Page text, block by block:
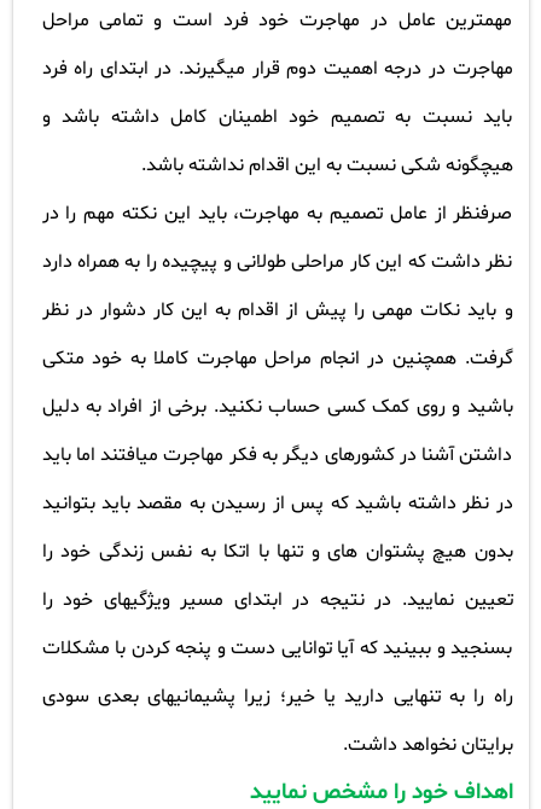
مهمترین عامل در مهاجرت خود فرد است و تمامی مراحل
مهاجرت در درجه اهمیت دوم قرار میگیرند. در ابتدای راه فرد
باید نسبت به تصمیم خود اطمینان کامل داشته باشد و
هیچگونه شکی نسبت به این اقدام نداشته باشد.
صرفنظر از عامل تصمیم به مهاجرت، باید این نکته مهم را در
نظر داشت که این کار مراحلی طولانی و پیچیده را به همراه دارد
و باید نکات مهمی را پیش از اقدام به این کار دشوار در نظر
گرفت. همچنین در انجام مراحل مهاجرت کاملا به خود متکی
باشید و روی کمک کسی حساب نکنید. برخی از افراد به دلیل
داشتن آشنا در کشورهای دیگر به فکر مهاجرت میافتند اما باید
در نظر داشته باشید که پس از رسیدن به مقصد باید بتوانید
بدون هیچ پشتوان های و تنها با اتکا به نفس زندگی خود را
تعیین نمایید. در نتیجه در ابتدای مسیر ویژگیهای خود را
بسنجید و ببینید که آیا توانایی دست و پنجه کردن با مشکلات
راه را به تنهایی دارید یا خیر؛ زیرا پشیمانیهای بعدی سودی
برایتان نخواهد داشت.
اهداف خود را مشخص نمایید